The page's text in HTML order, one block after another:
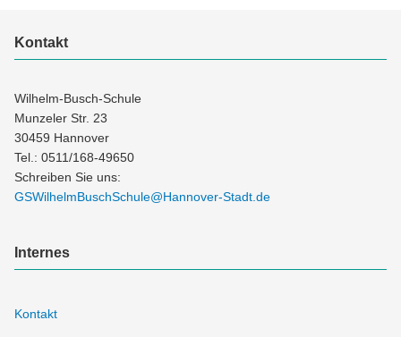
Kontakt
Wilhelm-Busch-Schule
Munzeler Str. 23
30459 Hannover
Tel.: 0511/168-49650
Schreiben Sie uns:
GSWilhelmBuschSchule@Hannover-Stadt.de
Internes
Kontakt